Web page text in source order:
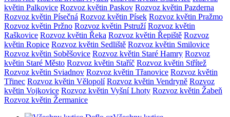
květin Palkovice Rozvoz květin Paskov Rozvoz květin Pazderna
Rozvoz květin Písečná Rozvoz květin Písek Rozvoz květin Pražmo
Rozvoz květin Pržno Rozvoz květin Pstruží Rozvoz květin
Raškovice Rozvoz květin Řeka Rozvoz květin Řepiště Rozvoz
květin Ropice Rozvoz květin Sedliště Rozvoz květin Smilovice
Rozvoz květin Soběšovice Rozvoz květin Staré Hamry Rozvoz
květin Staré Město Rozvoz květin Staříč Rozvoz květin Střítež
Rozvoz květin Sviadnov Rozvoz květin Třanovice Rozvoz květin
Třinec Rozvoz květin Vělopolí Rozvoz květin Vendryně Rozvoz
květin Vojkovice Rozvoz květin Vyšní Lhoty Rozvoz květin Žabeň
Rozvoz květin Žermanice